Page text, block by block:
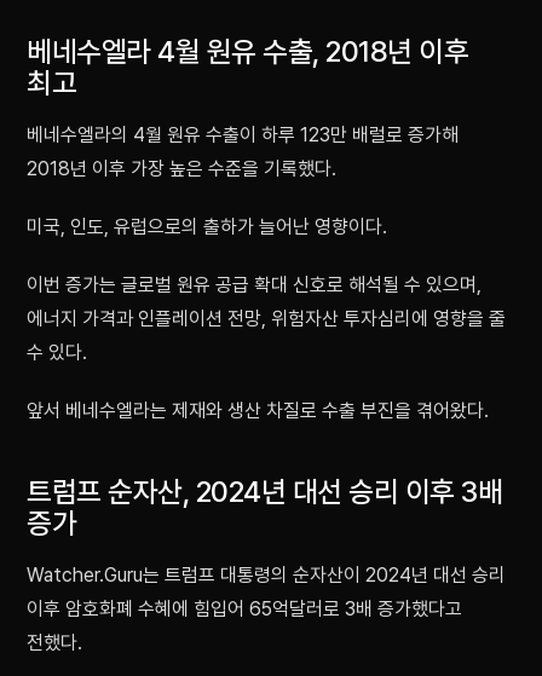
베네수엘라 4월 원유 수출, 2018년 이후
최고
베네수엘라의 4월 원유 수출이 하루 123만 배럴로 증가해
2018년 이후 가장 높은 수준을 기록했다.
미국, 인도, 유럽으로의 출하가 늘어난 영향이다.
이번 증가는 글로벌 원유 공급 확대 신호로 해석될 수 있으며,
에너지 가격과 인플레이션 전망, 위험자산 투자심리에 영향을 줄
수 있다.
앞서 베네수엘라는 제재와 생산 차질로 수출 부진을 겪어왔다.
트럼프 순자산, 2024년 대선 승리 이후 3배
증가
Watcher.Guru는 트럼프 대통령의 순자산이 2024년 대선 승리
이후 암호화폐 수혜에 힘입어 65억달러로 3배 증가했다고
전했다.